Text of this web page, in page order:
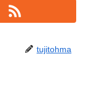
tujitohma